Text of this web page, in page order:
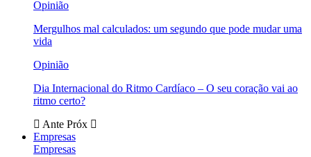
Opinião
Mergulhos mal calculados: um segundo que pode mudar uma
vida
Opinião
Dia Internacional do Ritmo Cardíaco – O seu coração vai ao
ritmo certo?
Ante Próx
Empresas
Empresas